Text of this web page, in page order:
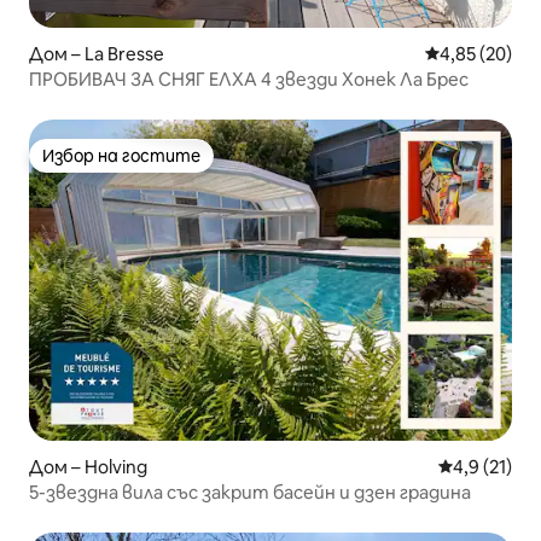
Дом – La Bresse Средна
4,85 (20)
ПРОБИВАЧ ЗА СНЯГ ЕЛХА 4 звезди Хонек Ла Брес
Избор на гостите
Избор на гостите
Дом – Holving Средна
4,9 (21)
5-звездна вила със закрит басейн и дзен градина